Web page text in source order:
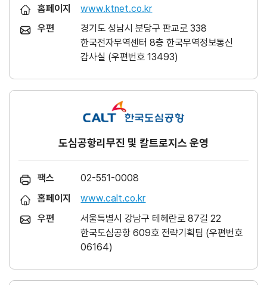
홈페이지
www.ktnet.co.kr
우편
경기도 성남시 분당구 판교로 338
한국전자무역센터 8층 한국무역정보통신
감사실 (우편번호 13493)
도심공항리무진 및 칼트로지스 운영
팩스
02-551-0008
홈페이지
www.calt.co.kr
우편
서울특별시 강남구 테헤란로 87길 22
한국도심공항 609호 전략기획팀 (우편번호
06164)